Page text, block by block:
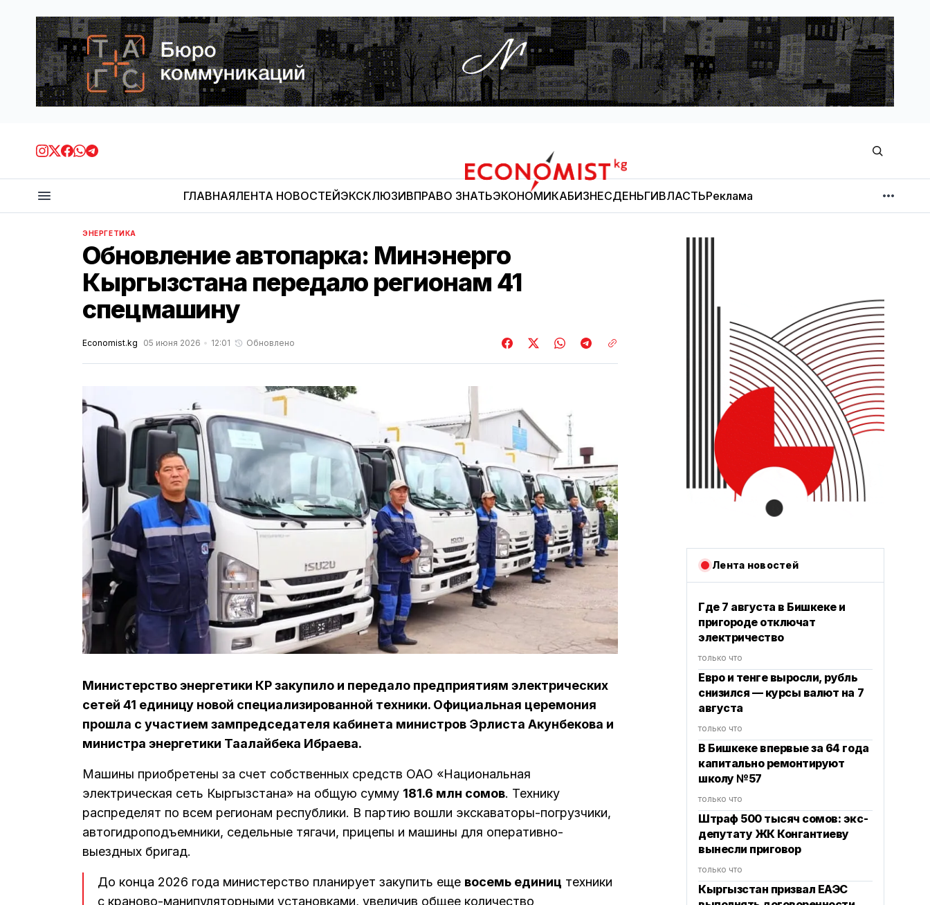
Economist.kg
ГЛАВНАЯЛЕНТА НОВОСТЕЙЭКСКЛЮЗИВПРАВО ЗНАТЬЭКОНОМИКАБИЗНЕСДЕНЬГИВЛАСТЬРеклама
МНЕНИЕ
ЭНЕРГЕТИКА
Обновление автопарка: Минэнерго
Кыргызстана передало регионам 41
спецмашину
Economist.kg 05 июня 2026 12:01 Обновлено
Министерство энергетики КР закупило и передало предприятиям электрических
сетей 41 единицу новой специализированной техники. Официальная церемония
прошла с участием зампредседателя кабинета министров Эрлиста Акунбекова и
министра энергетики Таалайбека Ибраева.
Машины приобретены за счет собственных средств ОАО «Национальная
электрическая сеть Кыргызстана» на общую сумму 181.6 млн сомов. Технику
распределят по всем регионам республики. В партию вошли экскаваторы-погрузчики,
автогидроподъемники, седельные тягачи, прицепы и машины для оперативно-
выездных бригад.
До конца 2026 года министерство планирует закупить еще восемь единиц техники
с краново-манипуляторными установками, увеличив общее количество
Лента новостей
Где 7 августа в Бишкеке и
пригороде отключат
электричество
только что
Евро и тенге выросли, рубль
снизился — курсы валют на 7
августа
только что
В Бишкеке впервые за 64 года
капитально ремонтируют
школу №57
только что
Штраф 500 тысяч сомов: экс-
депутату ЖК Конгантиеву
вынесли приговор
только что
Кыргызстан призвал ЕАЭС